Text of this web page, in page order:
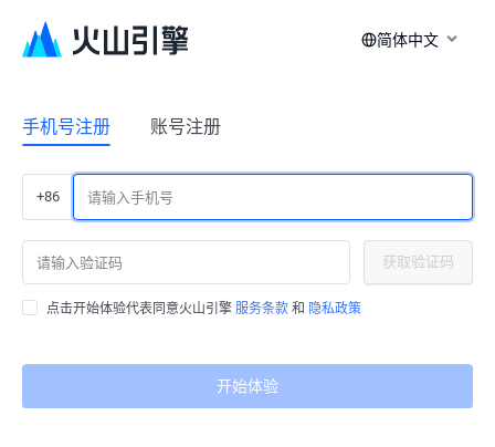
简体中文
手机号注册 账号注册
+86
获取验证码
点击开始体验代表同意火山引擎 服务条款 和 隐私政策
开始体验